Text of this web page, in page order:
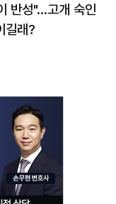
반성"…고개 숙인
길래?